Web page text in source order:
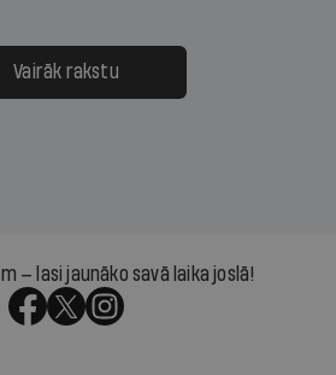
Vairāk rakstu
— lasi jaunāko savā laika joslā!